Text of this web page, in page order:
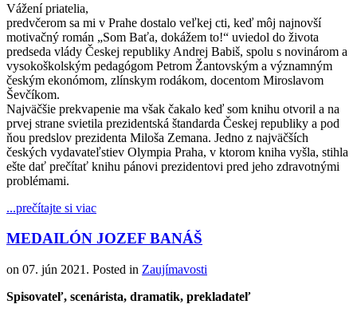
Vážení priatelia,
predvčerom sa mi v Prahe dostalo veľkej cti, keď môj najnovší
motivačný román „Som Baťa, dokážem to!“ uviedol do života
predseda vlády Českej republiky Andrej Babiš, spolu s novinárom a
vysokoškolským pedagógom Petrom Žantovským a významným
českým ekonómom, zlínskym rodákom, docentom Miroslavom
Ševčíkom.
Najväčšie prekvapenie ma však čakalo keď som knihu otvoril a na
prvej strane svietila prezidentská štandarda Českej republiky a pod
ňou predslov prezidenta Miloša Zemana. Jedno z najväčších
českých vydavateľstiev Olympia Praha, v ktorom kniha vyšla, stihla
ešte dať prečítať knihu pánovi prezidentovi pred jeho zdravotnými
problémami.
...prečítajte si viac
MEDAILÓN JOZEF BANÁŠ
on 07. jún 2021 . Posted in Zaujímavosti
Spisovateľ, scenárista, dramatik, prekladateľ